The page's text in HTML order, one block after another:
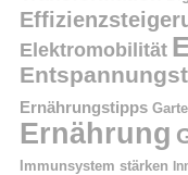
Elektromobilität
Ernährungstipps
Ernährung
Immunsystem stärken